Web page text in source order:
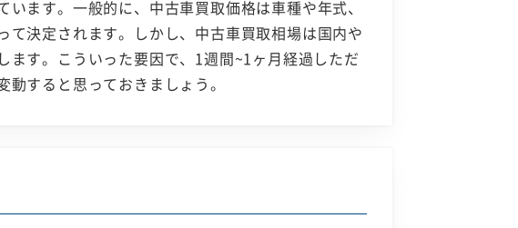
ます。一般的に、中古車買取価格は車種や年式、
決定されます。しかし、中古車買取相場は国内や
す。こういった要因で、1週間~1ヶ月経過しただ
すると思っておきましょう。